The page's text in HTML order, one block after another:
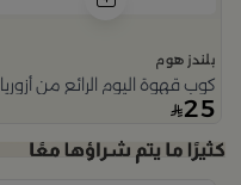
بلندز هوم
كوب قهوة اليوم الرائع من أزوريا
25